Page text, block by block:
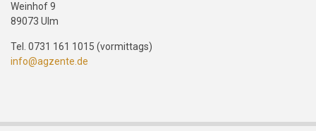
Weinhof 9
89073 Ulm
Tel. 0731 161 1015 (vormittags)
info@agzente.de